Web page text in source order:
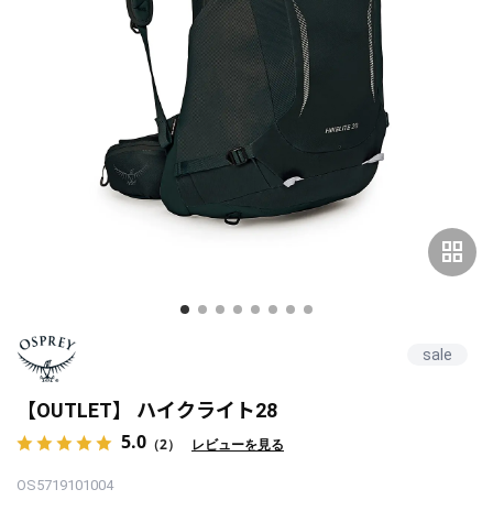
grid_view
sale
【OUTLET】 ハイクライト28
5.0 （2） レビューを見る
OS5719101004